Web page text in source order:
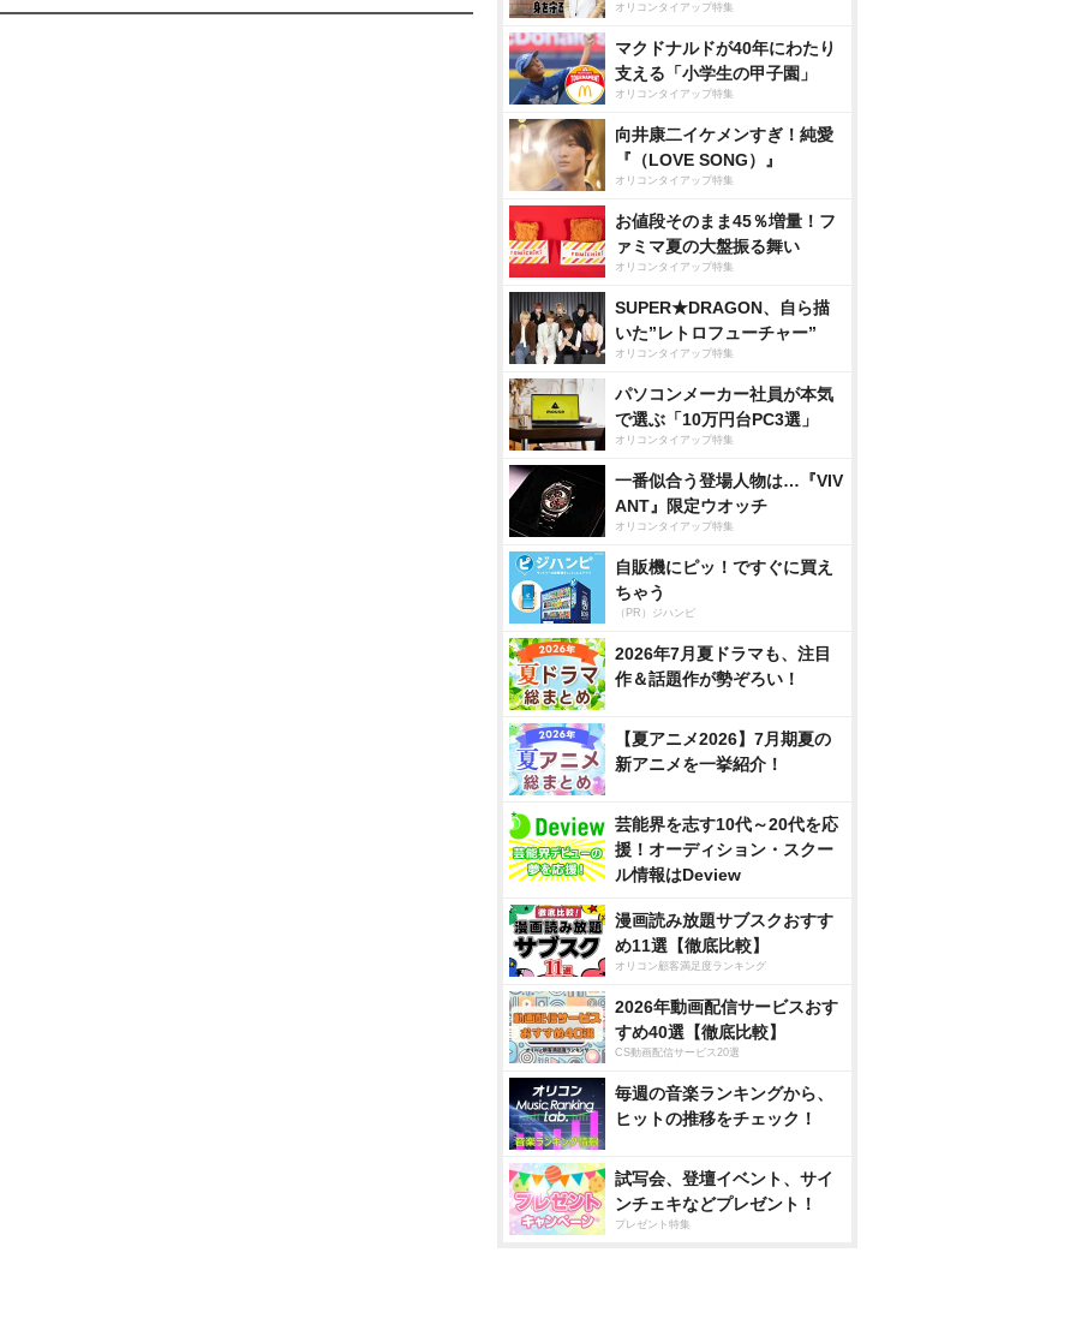
オリコンタイアップ特集
マクドナルドが40年にわたり
支える「小学生の甲子園」
オリコンタイアップ特集
向井康二イケメンすぎ！純愛
『（LOVE SONG）』
オリコンタイアップ特集
お値段そのまま45％増量！フ
ァミマ夏の大盤振る舞い
オリコンタイアップ特集
SUPER★DRAGON、自ら描
いた”レトロフューチャー”
オリコンタイアップ特集
パソコンメーカー社員が本気
で選ぶ「10万円台PC3選」
オリコンタイアップ特集
一番似合う登場人物は…『VIV
ANT』限定ウオッチ
オリコンタイアップ特集
自販機にピッ！ですぐに買え
ちゃう
（PR）ジハンピ
2026年7月夏ドラマも、注目
作＆話題作が勢ぞろい！
【夏アニメ2026】7月期夏の
新アニメを一挙紹介！
芸能界を志す10代～20代を応
援！オーディション・スクー
ル情報はDeview
漫画読み放題サブスクおすす
め11選【徹底比較】
オリコン顧客満足度ランキング
2026年動画配信サービスおす
すめ40選【徹底比較】
CS動画配信サービス20選
毎週の音楽ランキングから、
ヒットの推移をチェック！
試写会、登壇イベント、サイ
ンチェキなどプレゼント！
プレゼント特集